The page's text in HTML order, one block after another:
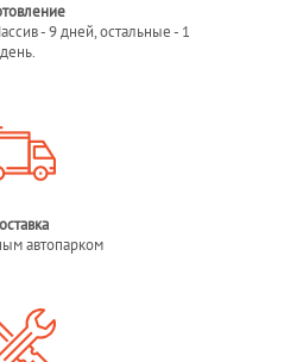
- 9 дней, остальные - 1
день.
автопарком